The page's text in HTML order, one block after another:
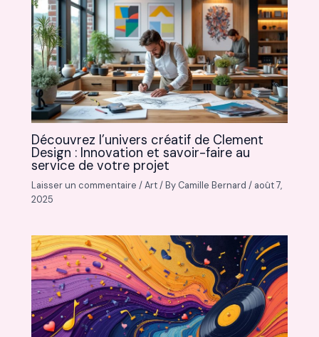
Découvrez l’univers créatif de Clement
Design : Innovation et savoir-faire au
service de votre projet
Laisser un commentaire /Art/ By Camille Bernard/ août 7,
2025